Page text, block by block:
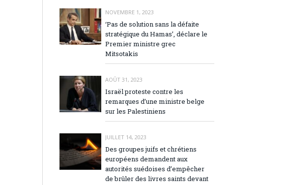
NOVEMBRE 1, 2023
‘Pas de solution sans la défaite
stratégique du Hamas’, déclare le
Premier ministre grec
Mitsotakis
AOÛT 31, 2023
Israël proteste contre les
remarques d’une ministre belge
sur les Palestiniens
JUILLET 14, 2023
Des groupes juifs et chrétiens
européens demandent aux
autorités suédoises d’empêcher
de brûler des livres saints devant